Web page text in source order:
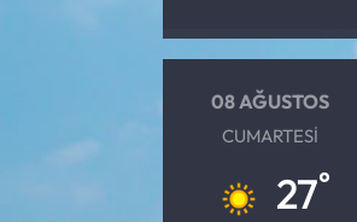
08 AĞUSTOS
CUMARTESI
27°